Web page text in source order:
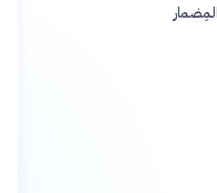
المِضمار